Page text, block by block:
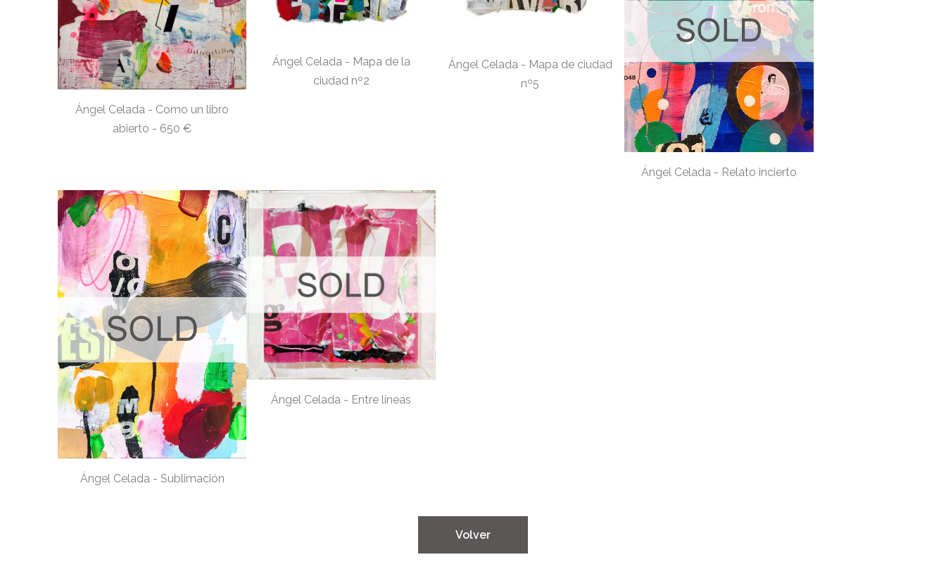
Ángel Celada - Como un libro
abierto - 650 €
Ángel Celada - Mapa de la
ciudad nº2
Ángel Celada - Mapa de ciudad
nº5
Ángel Celada - Relato incierto
Ángel Celada - Sublimación
Ángel Celada - Entre líneas
​Volver​